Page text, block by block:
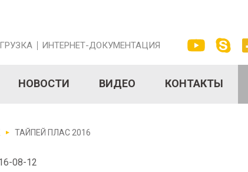
ИНТЕРНЕТ-ДОКУМЕНТАЦИЯ
НОВОСТИ ВИДЕО КОНТАКТЫ
ТАЙПЕЙ ПЛАС 2016
08-12